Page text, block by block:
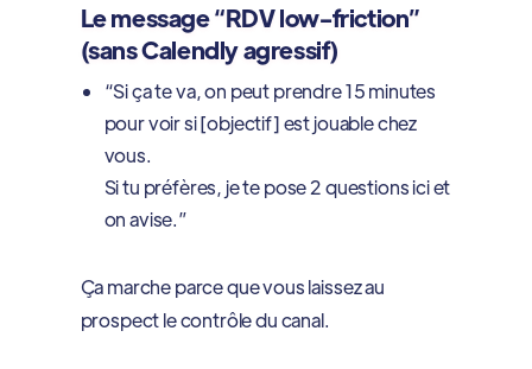
Le message “RDV low-friction”
(sans Calendly agressif)
“Si ça te va, on peut prendre 15 minutes
pour voir si [objectif] est jouable chez
vous.
Si tu préfères, je te pose 2 questions ici et
on avise.”
Ça marche parce que vous laissez au
prospect le contrôle du canal.